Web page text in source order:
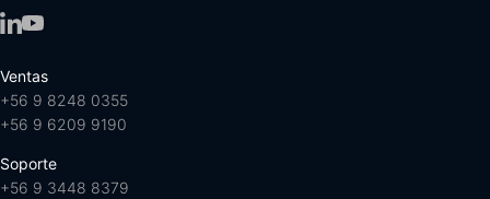
Ventas
+56 9 8248 0355
+56 9 6209 9190
Soporte
+56 9 3448 8379